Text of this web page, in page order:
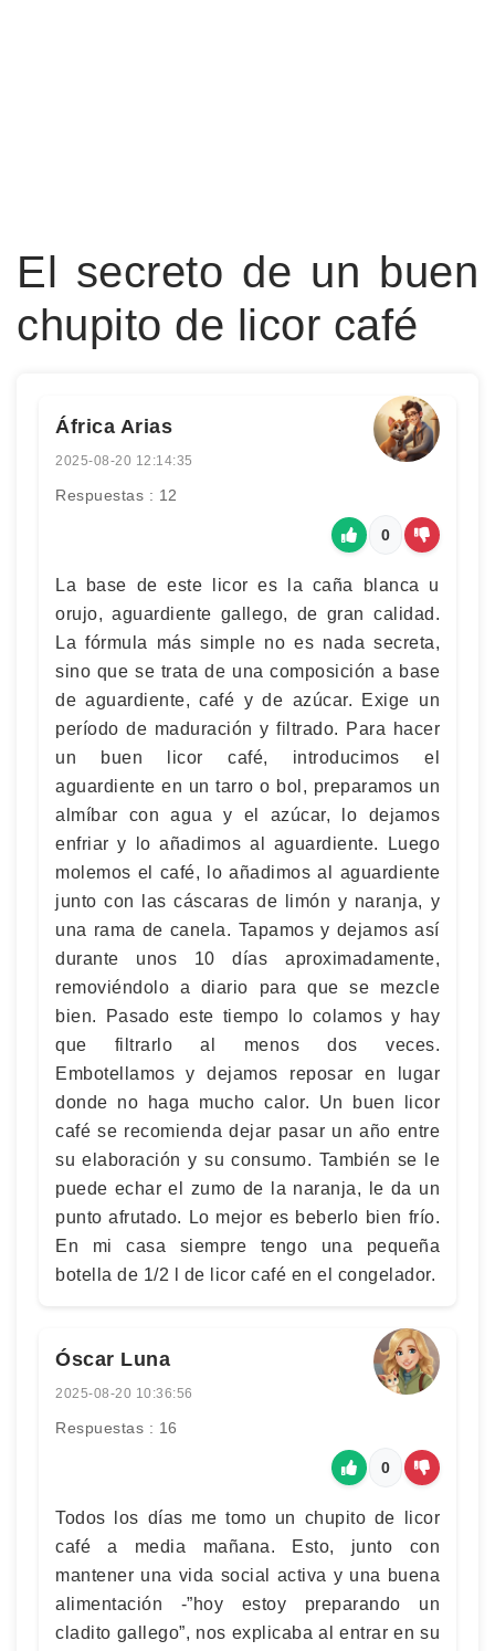
El secreto de un buen
chupito de licor café
África Arias
2025-08-20 12:14:35
Respuestas : 12
0
La base de este licor es la caña blanca u
orujo, aguardiente gallego, de gran calidad.
La fórmula más simple no es nada secreta,
sino que se trata de una composición a base
de aguardiente, café y de azúcar. Exige un
período de maduración y filtrado. Para hacer
un buen licor café, introducimos el
aguardiente en un tarro o bol, preparamos un
almíbar con agua y el azúcar, lo dejamos
enfriar y lo añadimos al aguardiente. Luego
molemos el café, lo añadimos al aguardiente
junto con las cáscaras de limón y naranja, y
una rama de canela. Tapamos y dejamos así
durante unos 10 días aproximadamente,
removiéndolo a diario para que se mezcle
bien. Pasado este tiempo lo colamos y hay
que filtrarlo al menos dos veces.
Embotellamos y dejamos reposar en lugar
donde no haga mucho calor. Un buen licor
café se recomienda dejar pasar un año entre
su elaboración y su consumo. También se le
puede echar el zumo de la naranja, le da un
punto afrutado. Lo mejor es beberlo bien frío.
En mi casa siempre tengo una pequeña
botella de 1/2 l de licor café en el congelador.
Óscar Luna
2025-08-20 10:36:56
Respuestas : 16
0
Todos los días me tomo un chupito de licor
café a media mañana. Esto, junto con
mantener una vida social activa y una buena
alimentación -”hoy estoy preparando un
cladito gallego”, nos explicaba al entrar en su